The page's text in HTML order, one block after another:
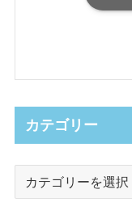
カテゴリー